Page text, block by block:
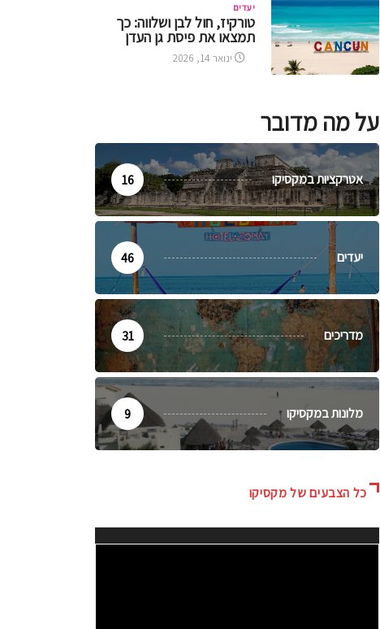
יעדים
טורקיז, חול לבן ושלווה: כך
תמצאו את פיסת גן העדן
ינואר 14, 2026
על מה מדובר
אטרקציות במקסיקו 16
יעדים 46
מדריכים 31
מלונות במקסיקו 9
כל הצבעים של מקסיקו